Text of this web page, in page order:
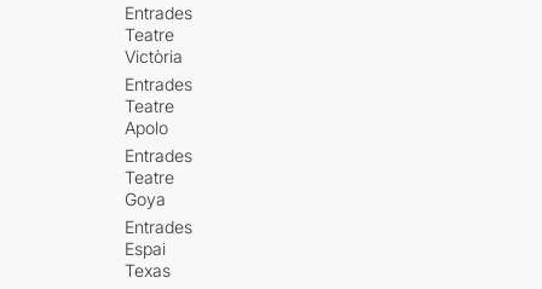
Entrades
Teatre
Victòria
Entrades
Teatre
Apolo
Entrades
Teatre
Goya
Entrades
Espai
Texas